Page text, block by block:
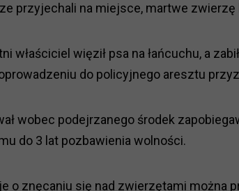
przyjechali na miejsce, martwe zwierzę
właściciel więził psa na łańcuchu, a
do policyjnego aresztu
wobec podejrzanego środek
do 3 lat pozbawienia wolności.
o znęcaniu się nad zwierzętami można